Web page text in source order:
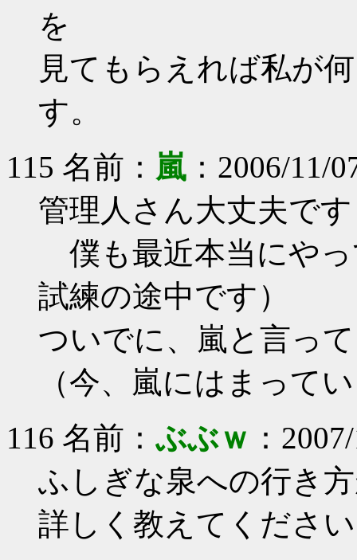
を
見てもらえれば私が
す。
115 名前： 嵐 ：2006/11/
管理人さん大丈夫で
僕も最近本当にや
試練の途中です）
ついでに、嵐と言っ
（今、嵐にはまって
116 名前： ぶぶｗ ：
ふしぎな泉への行き
詳しく教えてくださ